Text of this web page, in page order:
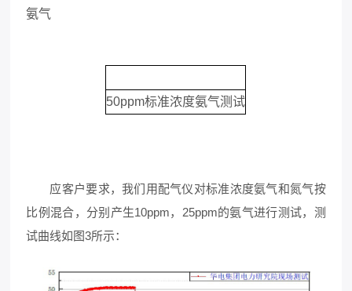
氨气
50ppm标准浓度氨气测试
应客户要求，我们用配气仪对标准浓度氨气和氮气按
比例混合，分别产生10ppm，25ppm的氨气进行测试，测
试曲线如图3所示：